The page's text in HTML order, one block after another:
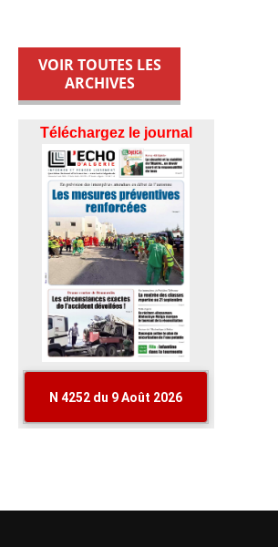
VOIR TOUTES LES
ARCHIVES